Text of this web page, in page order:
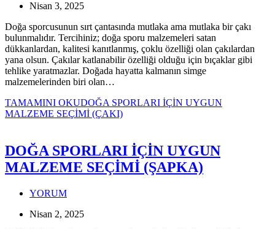
Nisan 3, 2025
Doğa sporcusunun sırt çantasında mutlaka ama mutlaka bir çakı
bulunmalıdır. Tercihiniz; doğa sporu malzemeleri satan
dükkanlardan, kalitesi kanıtlanmış, çoklu özelliği olan çakılardan
yana olsun. Çakılar katlanabilir özelliği olduğu için bıçaklar gibi
tehlike yaratmazlar. Doğada hayatta kalmanın simge
malzemelerinden biri olan…
TAMAMINI OKUDOĞA SPORLARI İÇİN UYGUN
MALZEME SEÇİMİ (ÇAKI)
DOĞA SPORLARI İÇİN UYGUN
MALZEME SEÇİMİ (ŞAPKA)
YORUM
Nisan 2, 2025